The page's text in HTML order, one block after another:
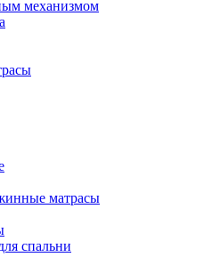
механизмом
матрасы
спальни